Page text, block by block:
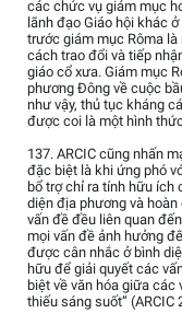
các chức vụ giám mục
lãnh đạo Giáo hội khác
trước giám mục Rôma
cách trao đổi và tiếp
giáo cổ xưa. Giám mục
phương Đông về cuộc
như vậy, thủ tục kháng
được coi là một hình
137. ARCIC cũng nhấn
đặc biệt là khi ứng phó
bổ trợ chỉ ra tính hữu ích
diện địa phương và
vấn đề đều liên quan
mọi vấn đề ảnh hưởng
được cân nhắc ở bình
hữu để giải quyết các
biệt về văn hóa giữa các
thiếu sáng suốt” (ARCIC